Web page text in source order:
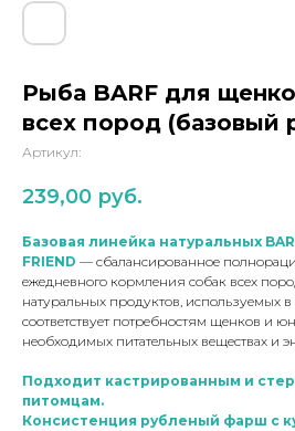
Рыба BARF для
всех пород (базовый
Артикул:
239,00 руб.
Базовая линейка натуральных
FRIEND — сбалансированное
ежедневного кормления собак всех
натуральных продуктов, используемых
соответствует потребностям щенков и
необходимых питательных веществах и
Подходит кастрированным и
питомцам.
Консистенция рубленый фарш с